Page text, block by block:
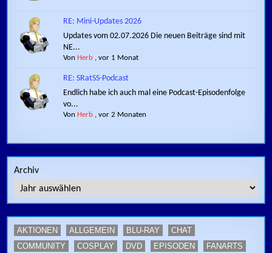
RE: Mini-Updates 2026
Updates vom 02.07.2026 Die neuen Beiträge sind mit
NE...
Von Herb ,vor 1 Monat
RE: SRatSS-Podcast
Endlich habe ich auch mal eine Podcast-Episodenfolge
vo...
Von Herb ,vor 2 Monaten
Archiv
AKTIONEN ALLGEMEIN BLU-RAY
CHAT
COMMUNITY
COSPLAY DVD EPISODEN
FANARTS